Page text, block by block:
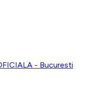
- Bucuresti